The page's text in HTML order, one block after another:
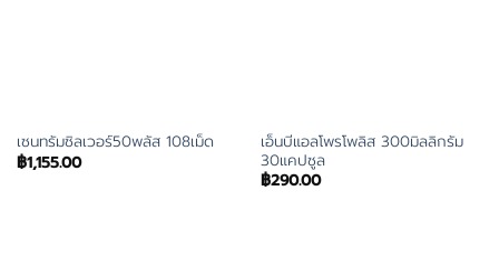
เซนทรัมซิลเวอร์50พลัส 108เม็ด
฿1,155.00
เอ็นบีแอลโพรโพลิส 300มิลลิกรัม
30แคปซูล
฿290.00